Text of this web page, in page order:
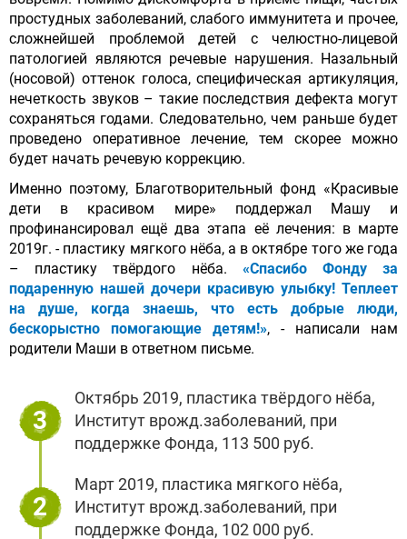
простудных заболеваний, слабого иммунитета и прочее,
сложнейшей проблемой детей с челюстно-лицевой
патологией являются речевые нарушения. Назальный
(носовой) оттенок голоса, специфическая артикуляция,
нечеткость звуков – такие последствия дефекта могут
сохраняться годами. Следовательно, чем раньше будет
проведено оперативное лечение, тем скорее можно
будет начать речевую коррекцию.
Именно поэтому, Благотворительный фонд «Красивые
дети в красивом мире» поддержал Машу и
профинансировал ещё два этапа её лечения: в марте
2019г. - пластику мягкого нёба, а в октябре того же года
– пластику твёрдого нёба. «Спасибо Фонду за
подаренную нашей дочери красивую улыбку! Теплеет
на душе, когда знаешь, что есть добрые люди,
бескорыстно помогающие детям!», - написали нам
родители Маши в ответном письме.
3
Октябрь 2019, пластика твёрдого нёба,
Институт врожд.заболеваний, при
поддержке Фонда, 113 500 руб.
2
Март 2019, пластика мягкого нёба,
Институт врожд.заболеваний, при
поддержке Фонда, 102 000 руб.